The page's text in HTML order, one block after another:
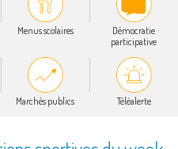
Menus scolaires
Démocratie
participative
Marchés publics Téléalerte